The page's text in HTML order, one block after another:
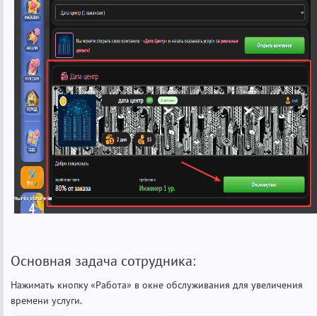
Основная задача сотрудника:
Нажимать кнопку «Работа» в окне обслуживания для увеличения
времени услуги.